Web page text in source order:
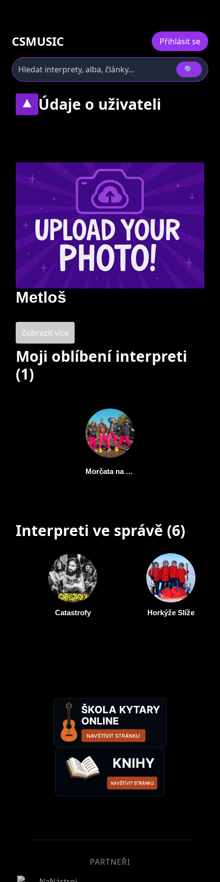
CSMUSIC Přihlásit se
🔍
▼ Údaje o uživateli
Metloš
Zobrazit více
Moji oblíbení interpreti
(1)
Morčata na útěku
Interpreti ve správě (6)
Catastrofy Horkýže Slíže
PARTNEŘI